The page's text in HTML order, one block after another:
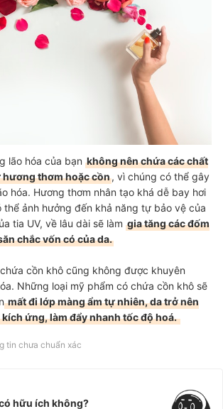
lão hóa của bạn không nên chứa các chất
thơm hoặc cồn, vì chúng có thể gây
hóa. Hương thơm nhân tạo khá dễ bay hơi
thể ảnh hưởng đến khả năng tự bảo vệ của
tia UV, về lâu dài sẽ làm gia tăng các đốm
chắc vốn có của da.
cồn khô cũng không được khuyên
Những loại mỹ phẩm có chứa cồn khô sẽ
mất đi lớp màng ẩm tự nhiên, da trở nên
kích ứng, làm đẩy nhanh tốc độ hoá.
tin chưa chuẩn xác
hữu ích không?